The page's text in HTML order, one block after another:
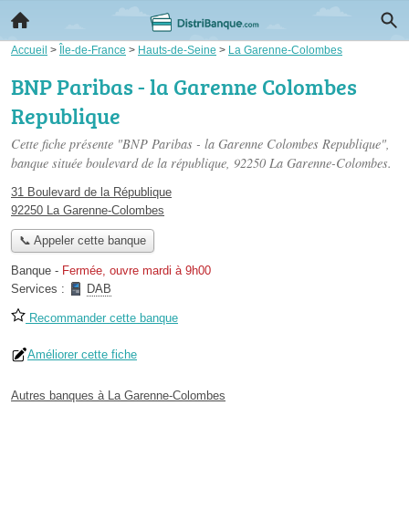
Accueil > Île-de-France > Hauts-de-Seine > La Garenne-Colombes
BNP Paribas - la Garenne Colombes
Republique
Cette fiche présente "BNP Paribas - la Garenne Colombes Republique",
banque située boulevard de la république, 92250 La Garenne-Colombes.
31 Boulevard de la République
92250 La Garenne-Colombes
📞 Appeler cette banque
Banque - Fermée, ouvre mardi à 9h00
Services :
DAB
Recommander cette banque
Améliorer cette fiche
Autres banques à La Garenne-Colombes